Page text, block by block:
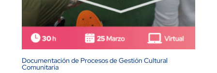
Documentación de Procesos de Gestión Cultural
Comunitaria